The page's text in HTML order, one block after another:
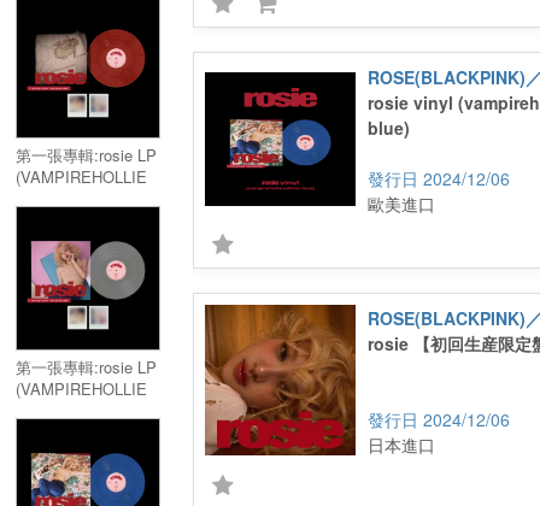
第一張專輯:rosie LP
(VAMPIREHOLLIE
(VAMPIREHOLLIE
EDITION RED)
第一張專輯:rosie LP
(VAMPIREHOLLIE
(VAMPIREHOLLIE
EDITION CLEAR)
rosie vinyl
blue)
2024/12/06
歐美進口
rosie 【初回生産限定
2024/12/06
日本進口